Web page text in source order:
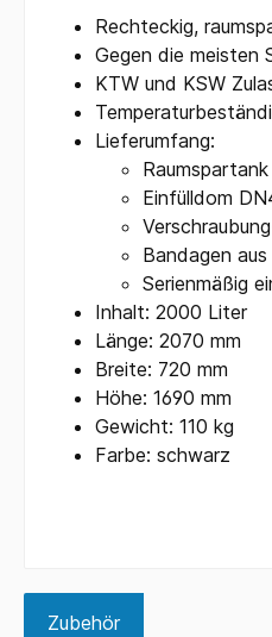
Rechteckig,
Gegen die meisten
KTW und KSW
Lieferumfang:
Raumspartank
Einfülldom
Bandagen
Serienmäßig
Inhalt: 2000 Liter
Länge: 2070 mm
Breite: 720 mm
Höhe: 1690 mm
Gewicht: 110 kg
Farbe: schwarz
Zubehör